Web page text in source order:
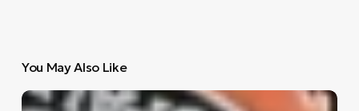
You May Also Like
Τέσσερα